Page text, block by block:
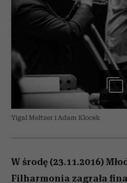
Yigal Meltzer i Adam Klocek
W środę (23.11.2016)
Filharmonia zagrała